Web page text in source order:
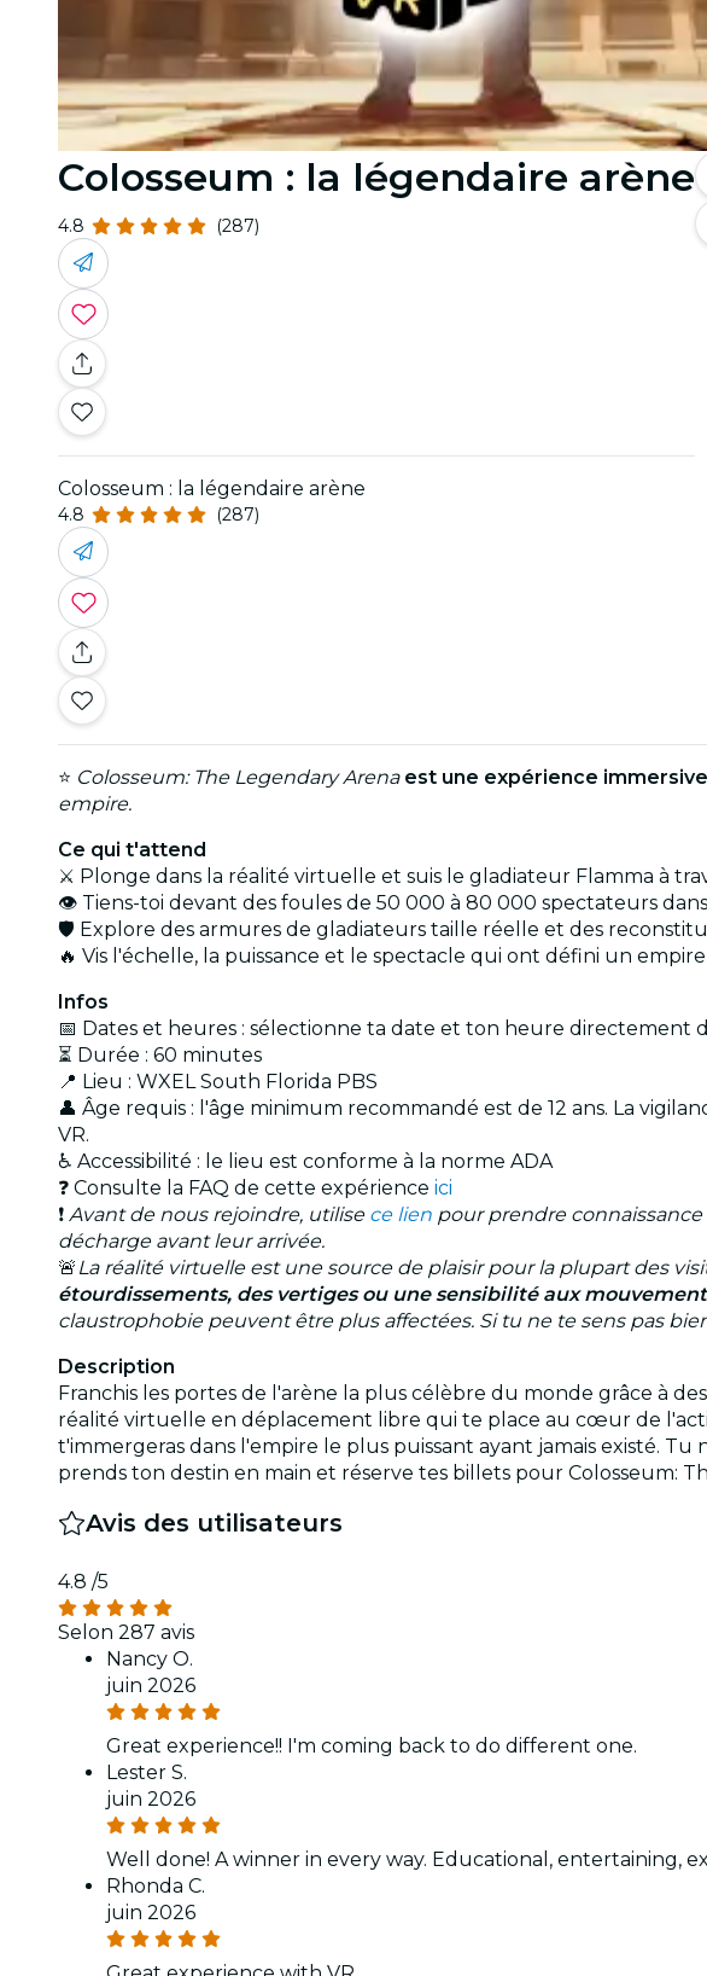
Colosseum : la légendaire arène
4.8 (287)
Colosseum : la légendaire arène
4.8 (287)
⭐ Colosseum: The Legendary Arena est une expérience
empire.
Ce qui t'attend
⚔️ Plonge dans la réalité virtuelle et suis le gladiateur Flamma à
👁️ Tiens-toi devant des foules de 50 000 à 80 000 spectateurs
🛡️ Explore des armures de gladiateurs taille réelle et des
🔥 Vis l'échelle, la puissance et le spectacle qui ont défini un empire
Infos
📅 Dates et heures : sélectionne ta date et ton heure directement
⏳ Durée : 60 minutes
📍 Lieu : WXEL South Florida PBS
👤 Âge requis : l'âge minimum recommandé est de 12 ans. La
VR.
♿ Accessibilité : le lieu est conforme à la norme ADA
❓ Consulte la FAQ de cette expérience ici
❗ Avant de nous rejoindre, utilise ce lien pour prendre
décharge avant leur arrivée.
🚨 La réalité virtuelle est une source de plaisir pour la plupart des
étourdissements, des vertiges ou une sensibilité aux
claustrophobie peuvent être plus affectées. Si tu ne te sens pas
Description
Franchis les portes de l'arène la plus célèbre du monde grâce à
réalité virtuelle en déplacement libre qui te place au cœur de
t'immergeras dans l'empire le plus puissant ayant jamais existé.
prends ton destin en main et réserve tes billets pour Colosseum:
Avis des utilisateurs
4.8 /5
Selon 287 avis
Nancy O.
juin 2026
Great experience!! I'm coming back to do different one.
Lester S.
juin 2026
Well done! A winner in every way. Educational, entertaining,
Rhonda C.
juin 2026